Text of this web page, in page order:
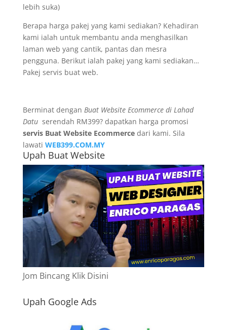
lebih suka)
Berapa harga pakej yang kami sediakan? Kehadiran
kami ialah untuk membantu anda menghasilkan
laman web yang cantik, pantas dan mesra
pengguna. Berikut ialah pakej yang kami sediakan…
Pakej servis buat web.
Berminat dengan Buat Website Ecommerce di Lahad
Datu serendah RM399? dapatkan harga promosi
servis Buat Website Ecommercedari kami. Sila
lawati WEB399.COM.MY
Upah Buat Website
Jom Bincang Klik Disini
Upah Google Ads